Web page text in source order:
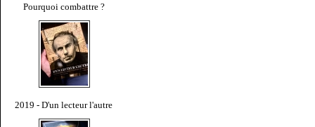
Pourquoi combattre ?
2019 - D'un lecteur l'autre